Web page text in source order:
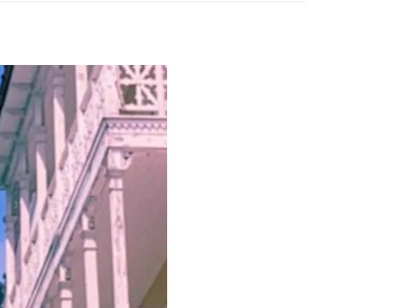
Юные звезды соцсетей Ана-
Мария и Ева Бутиашвили: как
вырасти за год до полумиллиона
подписчиков.
01.08.2026
Где покупать книги на русском
языке в Тбилиси — подборка
магазинов